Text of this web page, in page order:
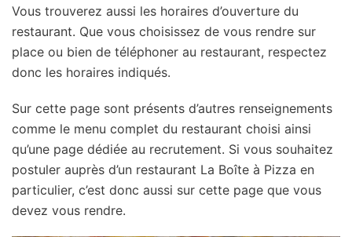
Vous trouverez aussi les horaires d’ouverture du
restaurant. Que vous choisissez de vous rendre sur
place ou bien de téléphoner au restaurant, respectez
donc les horaires indiqués.
Sur cette page sont présents d’autres renseignements
comme le menu complet du restaurant choisi ainsi
qu’une page dédiée au recrutement. Si vous souhaitez
postuler auprès d’un restaurant La Boîte à Pizza en
particulier, c’est donc aussi sur cette page que vous
devez vous rendre.